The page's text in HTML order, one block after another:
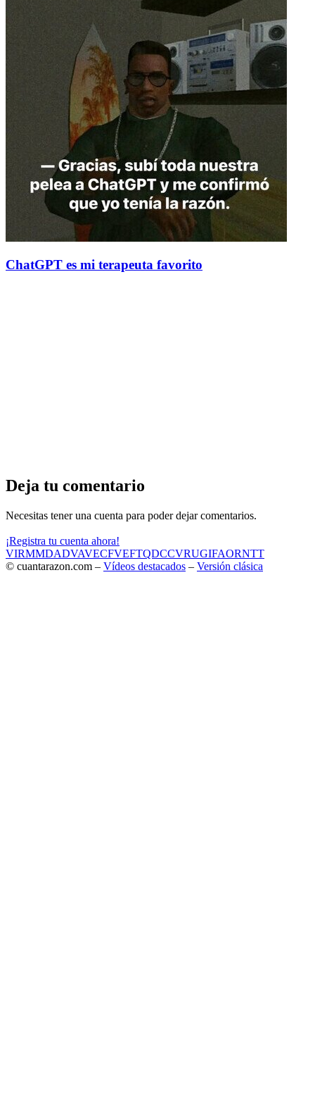
ChatGPT es mi terapeuta favorito
Deja tu comentario
Necesitas tener una cuenta para poder dejar comentarios.
¡Registra tu cuenta ahora!
VIRMMDADVAVECFVEFTQDCCVRUGIFAORNTT
© cuantarazon.com – Vídeos destacados – Versión clásica